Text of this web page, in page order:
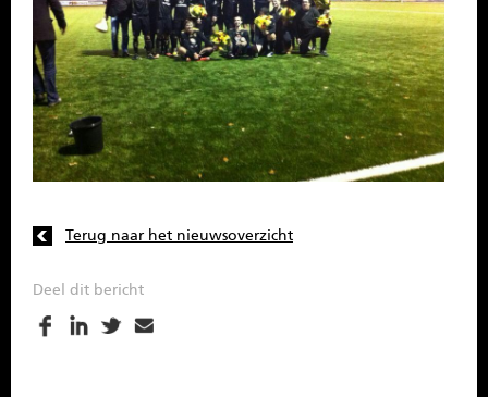
Terug naar het nieuwsoverzicht
Deel dit bericht